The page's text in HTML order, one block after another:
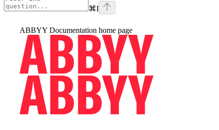
⌘I
ABBYY Documentation home page